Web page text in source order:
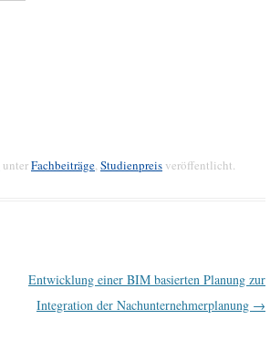
unterFachbeiträge, Studienpreis veröffentlicht.
Entwicklung einer BIM basierten Planung zur
Integration der Nachunternehmerplanung →